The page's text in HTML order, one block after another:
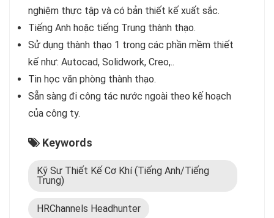
nghiệm thực tập và có bản thiết kế xuất sắc.
Tiếng Anh hoặc tiếng Trung thành thạo.
Sử dụng thành thạo 1 trong các phần mềm thiết
kế như: Autocad, Solidwork, Creo,..
Tin học văn phòng thành thạo.
Sẵn sàng đi công tác nước ngoài theo kế hoạch
của công ty.
Keywords
Kỹ Sư Thiết Kế Cơ Khí (Tiếng Anh/Tiếng
Trung)
HRChannels Headhunter